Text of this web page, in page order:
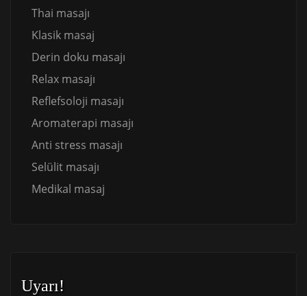
Thai masajı
Klasik masaj
Derin doku masajı
Relax masajı
Reflefsoloji masajı
Aromaterapi masajı
Anti stress masajı
Selülit masajı
Medikal masaj
Uyarı!